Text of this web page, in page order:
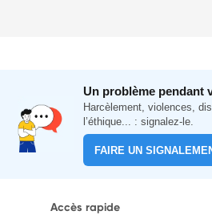
Un problème pendant
Harcèlement, violences,
l’éthique... : signalez-le.
FAIRE UN
Accès rapide